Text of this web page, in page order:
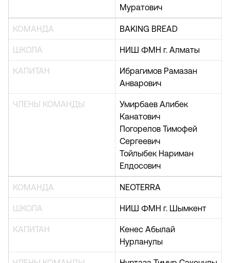
Муратович
КОМАНДА BAKING BREAD
ШКОЛА НИШ ФМН г. Алматы
КАПИТАН
Ибрагимов Рамазан
Анварович
ЧЛЕНЫ КОМАНДЫ
Умирбаев Алибек
Канатович
Погорелов Тимофей
Сергеевич
Тойлыбек Нариман
Елдосович
КОМАНДА NEOTERRA
ШКОЛА НИШ ФМН г. Шымкент
КАПИТАН
Кенес Абылай
Нурланулы